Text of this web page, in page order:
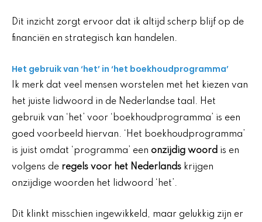
Dit inzicht zorgt ervoor dat ik altijd scherp blijf op de
financiën en strategisch kan handelen.
Het gebruik van ‘het’ in ‘het boekhoudprogramma’
Ik merk dat veel mensen worstelen met het kiezen van
het juiste lidwoord in de Nederlandse taal. Het
gebruik van ‘het’ voor ‘boekhoudprogramma’ is een
goed voorbeeld hiervan. ‘Het boekhoudprogramma’
is juist omdat ‘programma’ een onzijdig woord is en
volgens de regels voor het Nederlands krijgen
onzijdige woorden het lidwoord ‘het’.
Dit klinkt misschien ingewikkeld, maar gelukkig zijn er